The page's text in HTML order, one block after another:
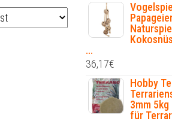
...
36,17€
Hobby
3mm
für